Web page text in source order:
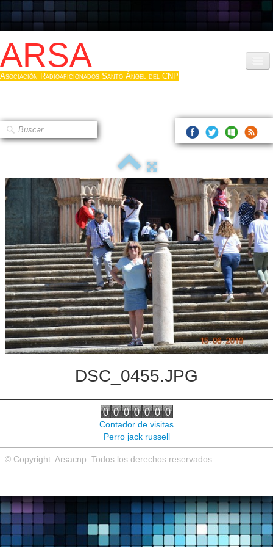
ARSA
Asociación Radioaficionados Santo Ángel del CNP
Que es la ARSA
Hacerse socio
Log diploma en Pdf
Fotos
Sistemas Digitales
Noticias de interés
Contacto
DSC_0455.JPG
Contador de visitas
Perro jack russell
© Copyright. Arsacnp. Todos los derechos reservados.